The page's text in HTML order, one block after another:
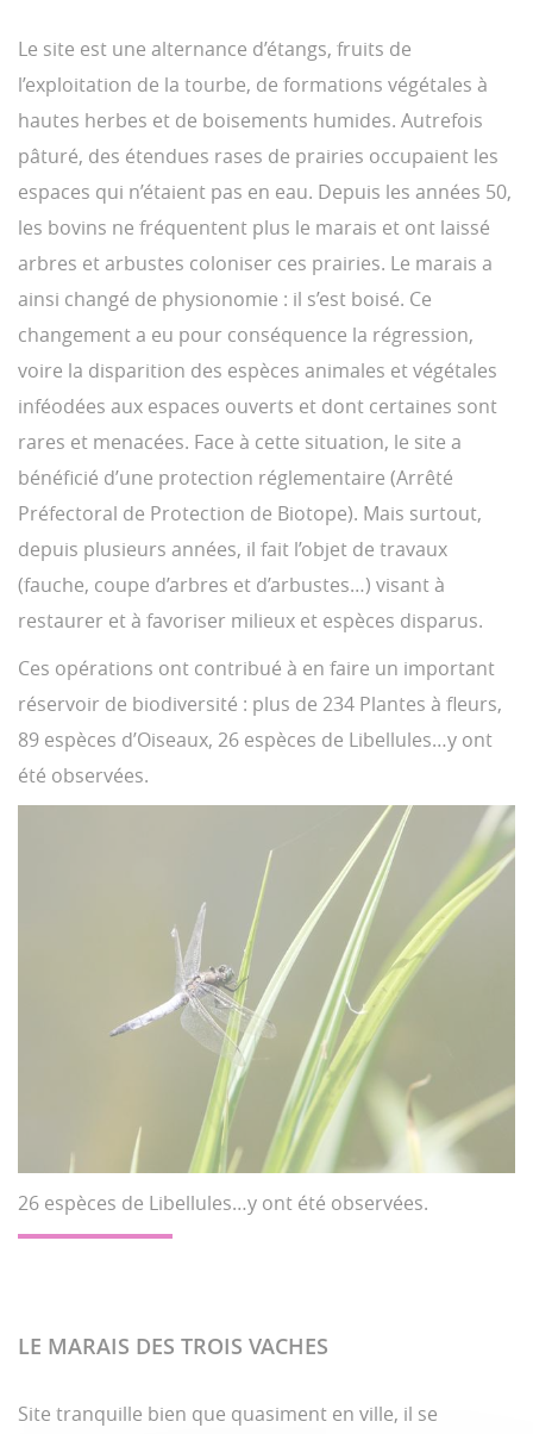
Le site est une alternance d’étangs, fruits de
l’exploitation de la tourbe, de formations végétales à
hautes herbes et de boisements humides. Autrefois
pâturé, des étendues rases de prairies occupaient les
espaces qui n’étaient pas en eau. Depuis les années 50,
les bovins ne fréquentent plus le marais et ont laissé
arbres et arbustes coloniser ces prairies. Le marais a
ainsi changé de physionomie : il s’est boisé. Ce
changement a eu pour conséquence la régression,
voire la disparition des espèces animales et végétales
inféodées aux espaces ouverts et dont certaines sont
rares et menacées. Face à cette situation, le site a
bénéficié d’une protection réglementaire (Arrêté
Préfectoral de Protection de Biotope). Mais surtout,
depuis plusieurs années, il fait l’objet de travaux
(fauche, coupe d’arbres et d’arbustes…) visant à
restaurer et à favoriser milieux et espèces disparus.
Ces opérations ont contribué à en faire un important
réservoir de biodiversité : plus de 234 Plantes à fleurs,
89 espèces d’Oiseaux, 26 espèces de Libellules…y ont
été observées.
26 espèces de Libellules…y ont été observées.
LE MARAIS DES TROIS VACHES
Site tranquille bien que quasiment en ville, il se